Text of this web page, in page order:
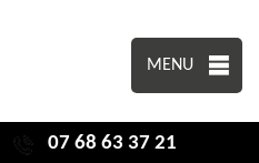
MENU
07 68 63 37 21